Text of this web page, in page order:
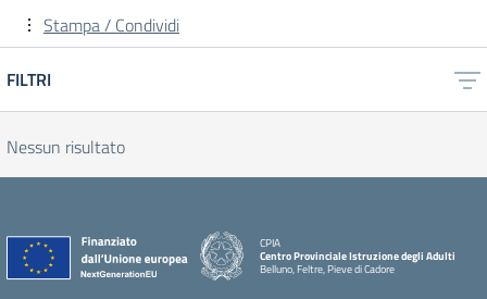
Stampa / Condividi
FILTRI
Nessun risultato
CPIA
Centro Provinciale Istruzione degli Adulti
Belluno, Feltre, Pieve di Cadore